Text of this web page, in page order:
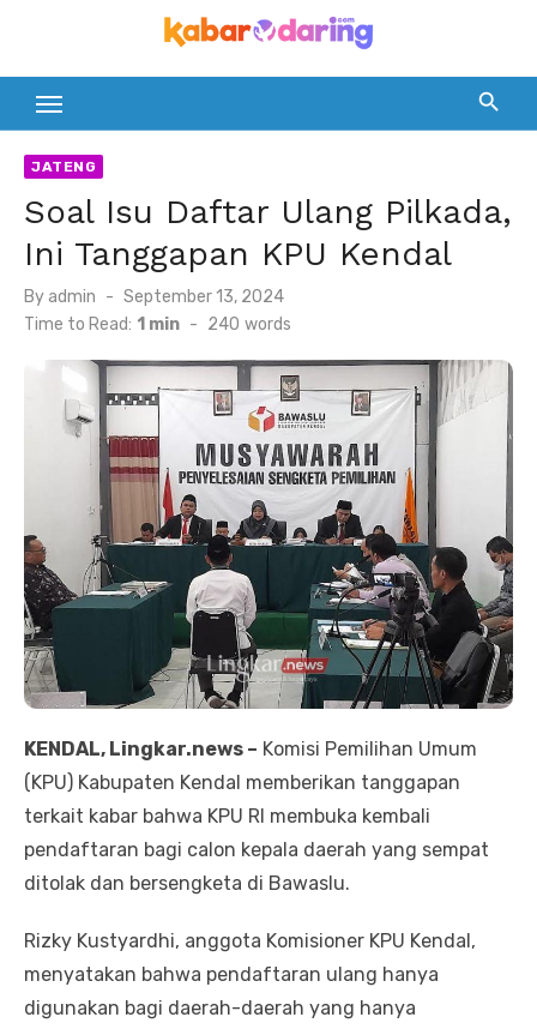
content
JATENG
Soal Isu Daftar Ulang Pilkada,
Ini Tanggapan KPU Kendal
By admin
Posted
on
September 13, 2024
Time to Read: 1 min - 240 words
KENDAL, Lingkar.news – Komisi Pemilihan Umum
(KPU) Kabupaten Kendal memberikan tanggapan
terkait kabar bahwa KPU RI membuka kembali
pendaftaran bagi calon kepala daerah yang sempat
ditolak dan bersengketa di Bawaslu.
Rizky Kustyardhi, anggota Komisioner KPU Kendal,
menyatakan bahwa pendaftaran ulang hanya
digunakan bagi daerah-daerah yang hanya